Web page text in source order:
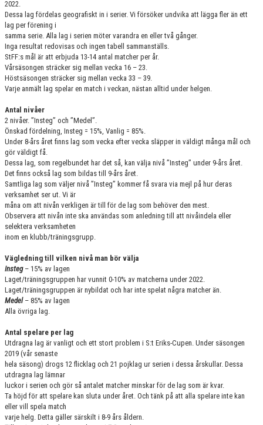
2022.
Dessa lag fördelas geografiskt in i serier. Vi försöker undvika att lägga fler än ett
lag per förening i
samma serie. Alla lag i serien möter varandra en eller två gånger.
Inga resultat redovisas och ingen tabell sammanställs.
StFF:s mål är att erbjuda 13-14 antal matcher per år.
Vårsäsongen sträcker sig mellan vecka 16 – 23.
Höstsäsongen sträcker sig mellan vecka 33 – 39.
Varje anmält lag spelar en match i veckan, nästan alltid under helgen.
Antal nivåer
2 nivåer. ”Insteg” och ”Medel”.
Önskad fördelning, Insteg = 15%, Vanlig = 85%.
Under 8-års året finns lag som vecka efter vecka släpper in väldigt många mål och
gör väldigt få.
Dessa lag, som regelbundet har det så, kan välja nivå ”Insteg” under 9-års året.
Det finns också lag som bildas till 9-års året.
Samtliga lag som väljer nivå ”Insteg” kommer få svara via mejl på hur deras
verksamhet ser ut. Vi är
måna om att nivån verkligen är till för de lag som behöver den mest.
Observera att nivån inte ska användas som anledning till att nivåindela eller
selektera verksamheten
inom en klubb/träningsgrupp.
Vägledning till vilken nivå man bör välja
Insteg– 15% av lagen
Laget/träningsgruppen har vunnit 0-10% av matcherna under 2022.
Laget/träningsgruppen är nybildat och har inte spelat några matcher än.
Medel– 85% av lagen
Alla övriga lag.
Antal spelare per lag
Utdragna lag är vanligt och ett stort problem i S:t Eriks-Cupen. Under säsongen
2019 (vår senaste
hela säsong) drogs 12 flicklag och 21 pojklag ur serien i dessa årskullar. Dessa
utdragna lag lämnar
luckor i serien och gör så antalet matcher minskar för de lag som är kvar.
Ta höjd för att spelare kan sluta under året. Och tänk på att alla spelare inte kan
eller vill spela match
varje helg. Detta gäller särskilt i 8-9 års åldern.